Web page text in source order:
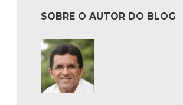
SOBRE O AUTOR DO BLOG